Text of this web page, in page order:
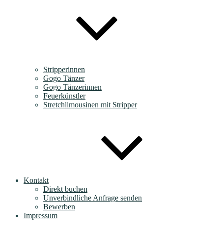
Stripperinnen
Gogo Tänzer
Gogo Tänzerinnen
Feuerkünstler
Stretchlimousinen mit Stripper
Kontakt
Direkt buchen
Unverbindliche Anfrage senden
Bewerben
Impressum